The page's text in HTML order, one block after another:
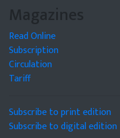
Magazines
Read Online
Subscription
Circulation
Tariff
Subscribe to print edition
Subscribe to digital edition